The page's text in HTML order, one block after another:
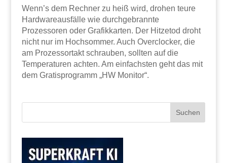
Wenn’s dem Rechner zu heiß wird, drohen teure
Hardwareausfälle wie durchgebrannte
Prozessoren oder Grafikkarten. Der Hitzetod droht
nicht nur im Hochsommer. Auch Overclocker, die
am Prozessortakt schrauben, sollten auf die
Temperaturen achten. Am einfachsten geht das mit
dem Gratisprogramm „HW Monitor“.